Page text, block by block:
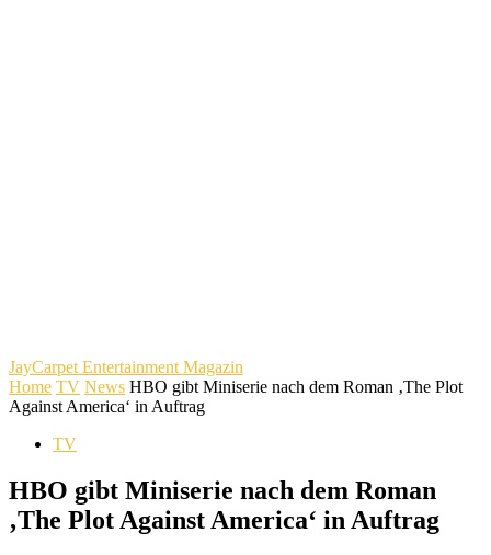
JayCarpet Entertainment Magazin
Home TV News HBO gibt Miniserie nach dem Roman ‚The Plot
Against America‘ in Auftrag
TV
HBO gibt Miniserie nach dem Roman
‚The Plot Against America‘ in Auftrag